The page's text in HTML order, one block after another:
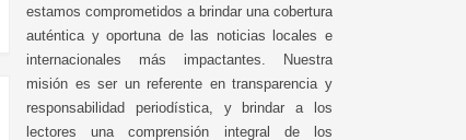
estamos comprometidos a brindar una cobertura
auténtica y oportuna de las noticias locales e
internacionales más impactantes. Nuestra
misión es ser un referente en transparencia y
responsabilidad periodística, y brindar a los
lectores una comprensión integral de los